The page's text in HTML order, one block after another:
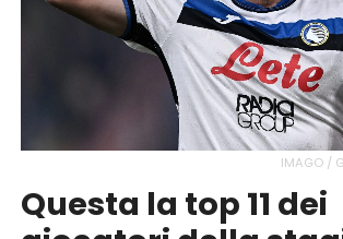
IMAGO /
Questa la top 11 dei